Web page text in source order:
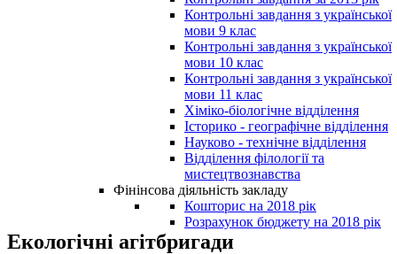
Контрольні завдання з української
мови 9 клас
Контрольні завдання з української
мови 10 клас
Контрольні завдання з української
мови 11 клас
Хіміко-біологічне відділення
Історико - географічне відділення
Науково - технічне відділення
Відділення філології та
мистецтвознавства
Фінінсова діяльність закладу
Кошторис на 2018 рік
Розрахунок бюджету на 2018 рік
Екологічні агітбригади